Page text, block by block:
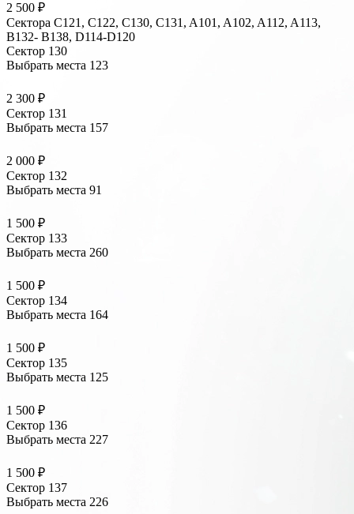
2 500 ₽
Сектора C121, C122, C130, C131, A101, A102, A112, A113,
B132- B138, D114-D120
Сектор 130
Выбрать места 123
2 300 ₽
Сектор 131
Выбрать места 157
2 000 ₽
Сектор 132
Выбрать места 91
1 500 ₽
Сектор 133
Выбрать места 260
1 500 ₽
Сектор 134
Выбрать места 164
1 500 ₽
Сектор 135
Выбрать места 125
1 500 ₽
Сектор 136
Выбрать места 227
1 500 ₽
Сектор 137
Выбрать места 226